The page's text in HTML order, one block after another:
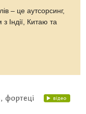
– це аутсорсинг,
Індії, Китаю та